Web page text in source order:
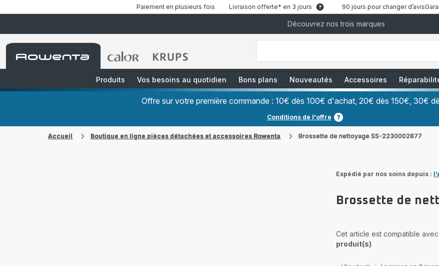
Paiement en plusieurs fois Livraison offerte* en 3 jours 90 jours pour changer d’avis
Découvrez nos trois marques
Accueil
Rowenta
Accueil
Accueil
["Que
recherchez-
Café
Grains","Centrales
Vapeurs","Sèche
Produits
Vos besoins au quotidien Bons plans Nouveautés Accessoires
Offre sur votre première commande : 10€ dès 100€ d'achat, 20€ dès 150€, 30€
Conditions de l'offre
Accueil Boutique en ligne pièces détachées et accessoires Rowenta Brossette de nettoyage SS-2230002877
Expédié par nos soins depuis :
Brossette de
Cet article est compatible avec
produit(s)